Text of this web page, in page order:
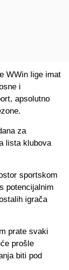
WWin lige imat
i
apsolutno
za
lista klubova
sportskom
potencijalnim
igrača
prate svaki
prošle
biti pod